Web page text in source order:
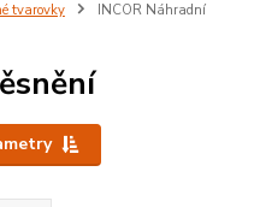
tvarovky
INCOR Náhradní